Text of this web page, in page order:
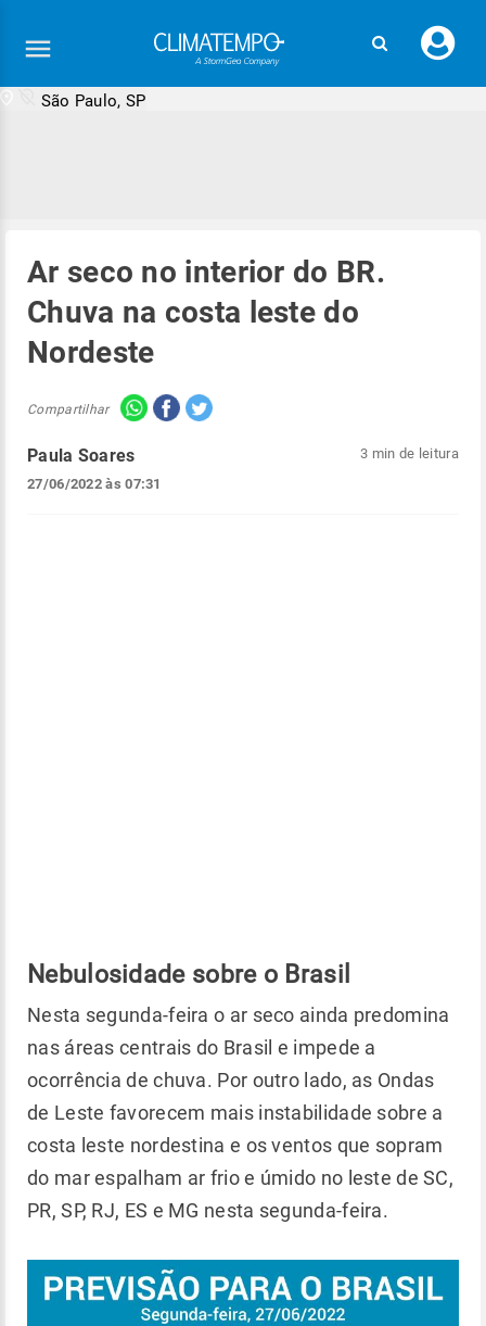
seu
São Paulo, SP
Ar seco no interior do BR.
Chuva na costa leste do
Nordeste
Compartilhar
Paula Soares
27/06/2022 às 07:31
3 min de leitura
Nebulosidade sobre o Brasil
Nesta segunda-feira o ar seco ainda predomina
nas áreas centrais do Brasil e impede a
ocorrência de chuva. Por outro lado, as Ondas
de Leste favorecem mais instabilidade sobre a
costa leste nordestina e os ventos que sopram
do mar espalham ar frio e úmido no leste de SC,
PR, SP, RJ, ES e MG nesta segunda-feira.